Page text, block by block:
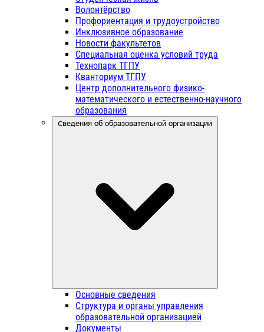
Волонтёрство
Профориентация и трудоустройство
Инклюзивное образование
Новости факультетов
Специальная оценка условий труда
Технопарк ТГПУ
Кванториум ТГПУ
Центр дополнительного физико-
математического и естественно-научного
образования
Сведения об образовательной организации
Основные сведения
Структура и органы управления
образовательной организацией
Документы